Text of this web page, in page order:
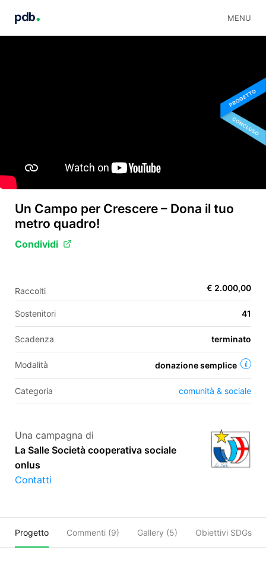
MENU
Un Campo per Crescere – Dona il tuo
metro quadro!
Condividi
Raccolti € 2.000,00
Sostenitori 41
Scadenza terminato
Modalità donazione semplice
Categoria comunità & sociale
Una campagna di
La Salle Società cooperativa sociale
onlus
Contatti
Progetto Commenti (9) Gallery (5) Obiettivi SDGs